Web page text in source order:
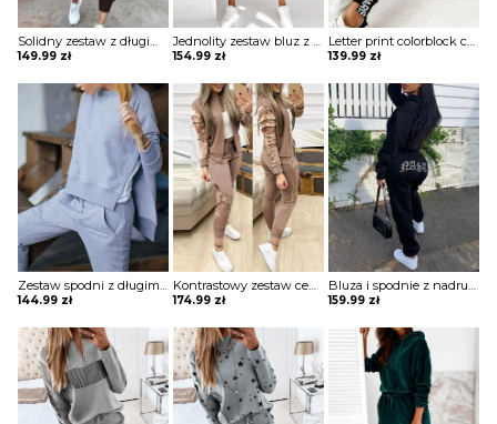
Solidny zestaw z długim rękawem i sznurkiem na co dzień komplet Allegonda
149.99 zł
Jednolity zestaw bluz z kapturem i sznurkiem długim rękawem komplet Nicolea
154.99 zł
Letter print colorblock cold shoulder top i zestaw spodni komplet Amarilis
139.99 zł
Zestaw spodni z długim rękawem i kieszeniami komplet Serafina
144.99 zł
Kontrastowy zestaw cekinów na zamek błyskawiczny i spodnie ze sznurkiem komplet Esperia
174.99 zł
Bluza i spodnie z nadrukiem literowym długim rękawem komplet Anthony
159.99 zł